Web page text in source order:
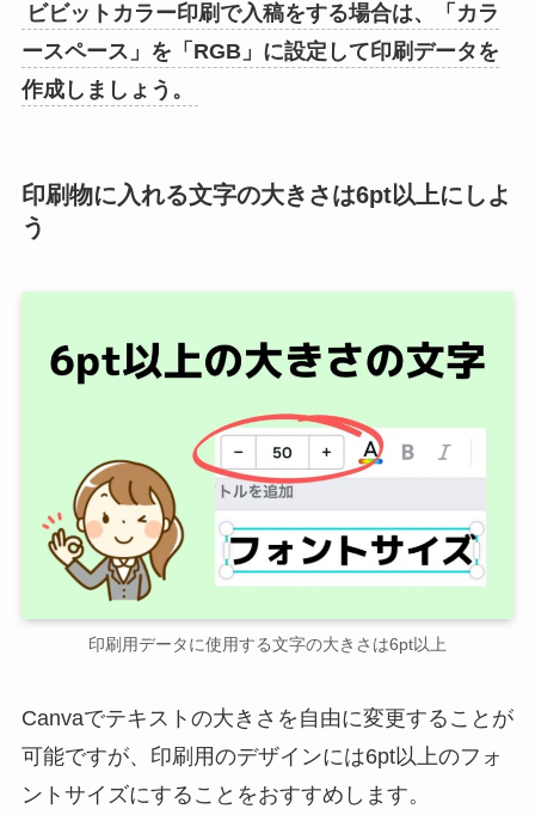
ビビットカラー印刷で入稿をする場合は、「カラ
ースペース」を「RGB」に設定して印刷データを
作成しましょう。
印刷物に入れる文字の大きさは6pt以上にしよ
う
印刷用データに使用する文字の大きさは6pt以上
Canvaでテキストの大きさを自由に変更することが
可能ですが、印刷用のデザインには6pt以上のフォ
ントサイズにすることをおすすめします。